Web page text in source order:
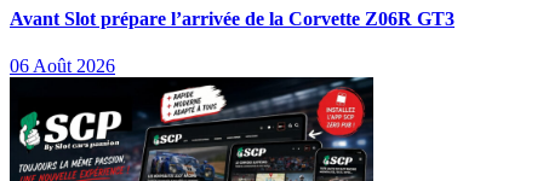
Avant Slot prépare l’arrivée de la Corvette Z06R GT3
06 Août 2026